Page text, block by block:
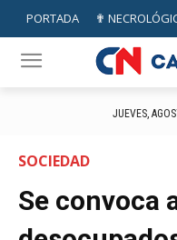
PORTADA ✟
JUEVES,
SOCIEDAD
Se convoca